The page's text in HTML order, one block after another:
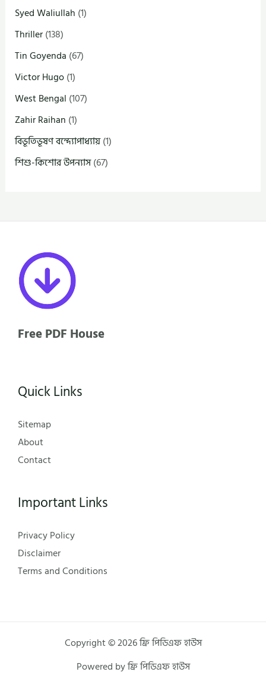
Syed Waliullah (1)
Thriller(138)
Tin Goyenda (67)
Victor Hugo(1)
West Bengal (107)
Zahir Raihan (1)
বিভূতিভূষণ বন্দ্যোপাধ্যায়(1)
শিশু-কিশোর উপন্যাস(67)
Free PDF House
Quick Links
Sitemap
About
Contact
Important Links
Privacy Policy
Disclaimer
Terms and Conditions
Copyright © 2026 ফ্রি পিডিএফ হাউস
Powered by ফ্রি পিডিএফ হাউস